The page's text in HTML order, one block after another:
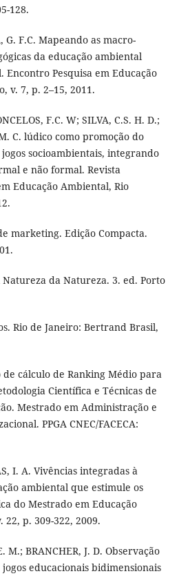
128.
G. F.C. Mapeando as macro-
da educação ambiental
Pesquisa em Educação
v. 7, p. 2–15, 2011.
F.C. W; SILVA, C.S. H. D.;
C. lúdico como promoção do
socioambientais, integrando
e não formal. Revista
Educação Ambiental, Rio
marketing. Edição Compacta.
Natureza da Natureza. 3. ed. Porto
Rio de Janeiro: Bertrand Brasil,
de cálculo de Ranking Médio para
Científica e Técnicas de
Mestrado em Administração e
PPGA CNEC/FACECA:
I. A. Vivências integradas à
ambiental que estimule os
do Mestrado em Educação
p. 309-322, 2009.
M.; BRANCHER, J. D. Observação
educacionais bidimensionais